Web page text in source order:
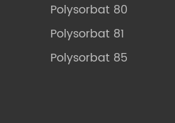
Polysorbat 80
Polysorbat 81
Polysorbat 85